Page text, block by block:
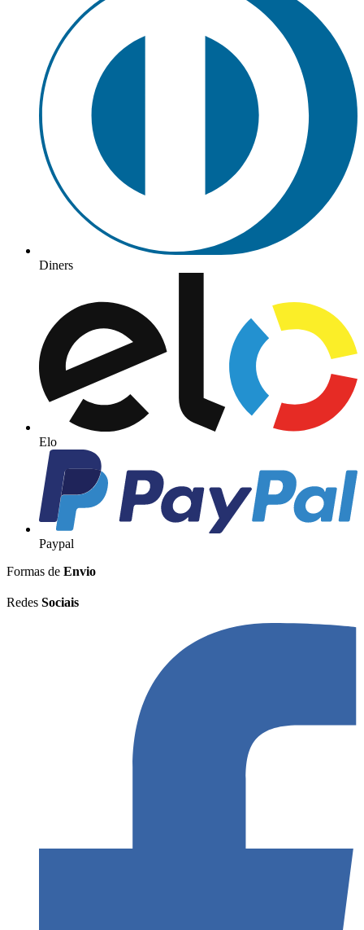
Diners
Elo
Paypal
Formas de Envio
Redes Sociais